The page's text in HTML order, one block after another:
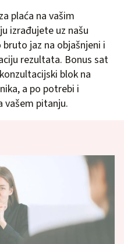
plaća na vašim
izrađujete uz našu
jaz na objašnjeni i
rezultata. Bonus sat
blok na
a po potrebi i
vašem pitanju.